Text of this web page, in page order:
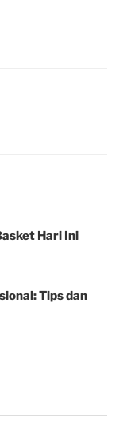
Hari Ini
Tips dan